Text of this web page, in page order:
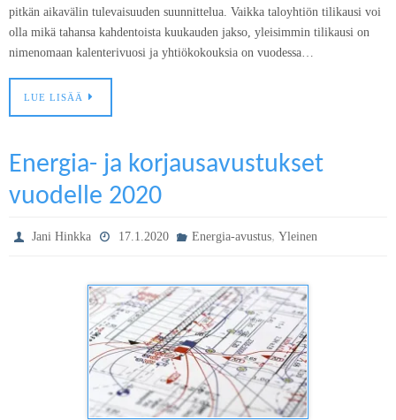
pitkän aikavälin tulevaisuuden suunnittelua. Vaikka taloyhtiön tilikausi voi
olla mikä tahansa kahdentoista kuukauden jakso, yleisimmin tilikausi on
nimenomaan kalenterivuosi ja yhtiökokouksia on vuodessa…
LUE LISÄÄ
Energia- ja korjausavustukset
vuodelle 2020
Jani Hinkka 17.1.2020 Energia-avustus, Yleinen